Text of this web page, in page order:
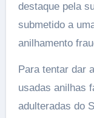
destaque pela
submetido a
anilhamento
Para tentar dar
usadas anilhas
adulteradas do